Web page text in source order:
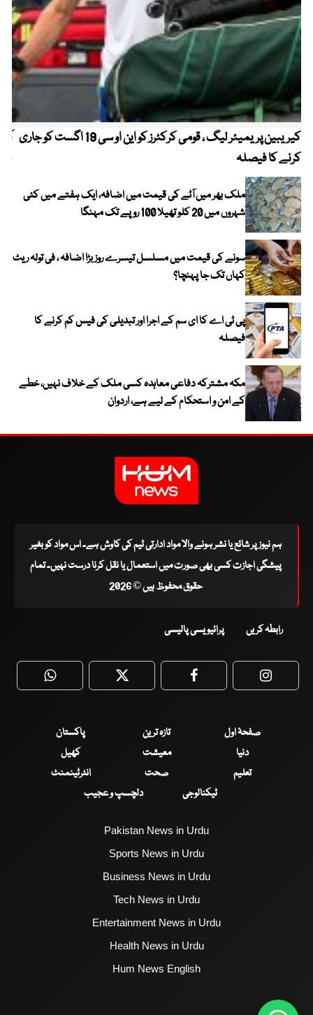
کیریبین پریمیئر لیگ ، قومی کرکٹرز کو این او سی 19 اگست کو جاری
کرنے کا فیصلہ
ملک بھر میں آٹے کی قیمت میں اضافہ، ایک ہفتے میں کئی
شہروں میں 20 کلو تھیلا 100 روپے تک مہنگا
سونے کی قیمت میں مسلسل تیسرے روز بڑا اضافہ ، فی تولہ ریٹ
کہاں تک جا پہنچا؟
پی ٹی اے کا ای سم کے اجرا اور تبدیلی کی فیس کم کرنے کا
فیصلہ
مکہ مشترکہ دفاعی معاہدہ کسی ملک کے خلاف نہیں، خطے
کے امن و استحکام کے لیے ہے، اردوان
ہم نیوز پر شائع یا نشر ہونے والا مواد ادارتی ٹیم کی کاوش ہے۔ اس مواد کو بغیر
پیشگی اجازت کسی بھی صورت میں استعمال یا نقل کرنا درست نہیں۔ تمام
حقوق محفوظ ہیں © 2026
رابطہ کریں پرائیویسی پالیسی
WhatsApp Twitter Facebook
صفحۂ اول تازہ ترین
پاکستان
دنیا
معیشت
کھیل
تعلیم
صحت
انٹرٹینمنٹ
ٹیکنالوجی
دلچسپ و عجیب
Pakistan News in Urdu
Sports News in Urdu
Business News in Urdu
Tech News in Urdu
Entertainment News in Urdu
Health News in Urdu
Hum News English